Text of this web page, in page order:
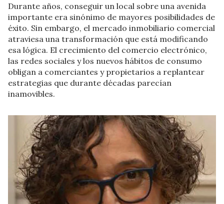
Durante años, conseguir un local sobre una avenida
importante era sinónimo de mayores posibilidades de
éxito. Sin embargo, el mercado inmobiliario comercial
atraviesa una transformación que está modificando
esa lógica. El crecimiento del comercio electrónico,
las redes sociales y los nuevos hábitos de consumo
obligan a comerciantes y propietarios a replantear
estrategias que durante décadas parecían
inamovibles.